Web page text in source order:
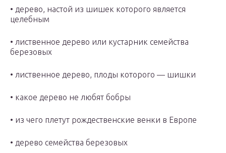
• дерево, настой из шишек которого является
целебным
• лиственное дерево или кустарник семейства
березовых
• лиственное дерево, плоды которого — шишки
• какое дерево не любят бобры
• из чего плетут рождественские венки в Европе
• дерево семейства березовых